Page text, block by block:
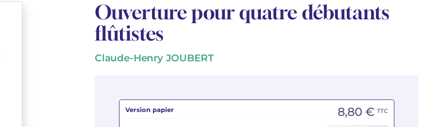
Ouverture pour quatre débutants
flûtistes
Claude-Henry JOUBERT
Version papier 8,80 € TTC